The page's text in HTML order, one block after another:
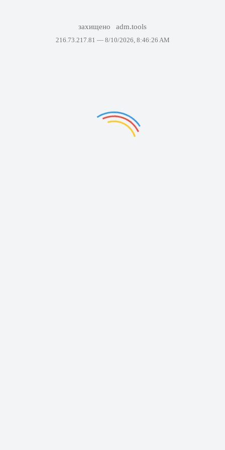
захищено adm.tools
216.73.217.81 — 8/10/2026, 8:46:26 AM